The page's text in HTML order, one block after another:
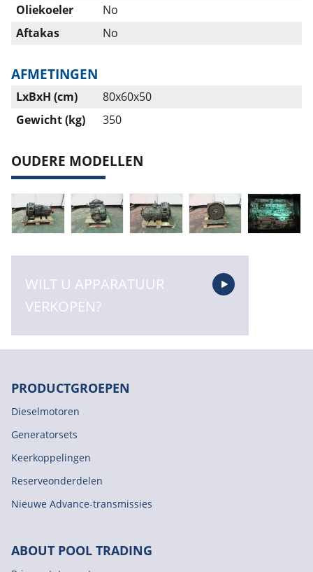
Oliekoeler
No
Aftakas
No
AFMETINGEN
LxBxH (cm)
80x60x50
Gewicht (kg)
350
OUDERE MODELLEN
WILT U APPARATUUR
VERKOPEN?
PRODUCTGROEPEN
Dieselmotoren
Generatorsets
Keerkoppelingen
Reserveonderdelen
Nieuwe Advance-transmissies
ABOUT POOL TRADING